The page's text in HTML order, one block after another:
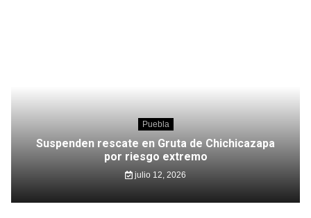
Puebla
Suspenden rescate en Gruta de Chichicazapa
por riesgo extremo
julio 12, 2026